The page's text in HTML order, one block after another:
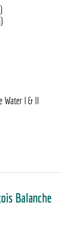
Water I & II
Balanche